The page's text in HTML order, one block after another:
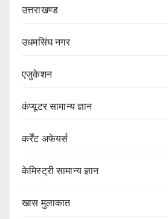
उत्तराखण्ड
उधमसिंघ नगर
एजुकेशन
कंप्यूटर सामान्य ज्ञान
कर्रेंट अफेयर्स
केमिस्ट्री सामान्य ज्ञान
खास मुलाकात